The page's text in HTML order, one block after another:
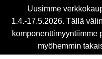
Uusimme
1.4.-17.5.2026. Tällä
komponenttimyyntiimme
myöhemmin